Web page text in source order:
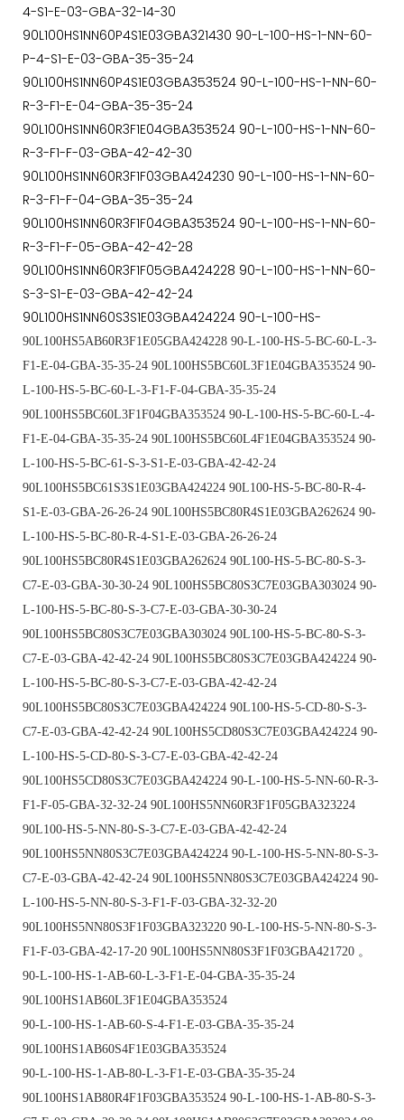
4-S1-E-03-GBA-32-14-30
90L100HS1NN60P4S1E03GBA321430 90-L-100-HS-1-NN-60-
P-4-S1-E-03-GBA-35-35-24
90L100HS1NN60P4S1E03GBA353524 90-L-100-HS-1-NN-60-
R-3-F1-E-04-GBA-35-35-24
90L100HS1NN60R3F1E04GBA353524 90-L-100-HS-1-NN-60-
R-3-F1-F-03-GBA-42-42-30
90L100HS1NN60R3F1F03GBA424230 90-L-100-HS-1-NN-60-
R-3-F1-F-04-GBA-35-35-24
90L100HS1NN60R3F1F04GBA353524 90-L-100-HS-1-NN-60-
R-3-F1-F-05-GBA-42-42-28
90L100HS1NN60R3F1F05GBA424228 90-L-100-HS-1-NN-60-
S-3-S1-E-03-GBA-42-42-24
90L100HS1NN60S3S1E03GBA424224 90-L-100-HS-
90L100HS5AB60R3F1E05GBA424228 90-L-100-HS-5-BC-60-L-3-
F1-E-04-GBA-35-35-24 90L100HS5BC60L3F1E04GBA353524 90-
L-100-HS-5-BC-60-L-3-F1-F-04-GBA-35-35-24
90L100HS5BC60L3F1F04GBA353524 90-L-100-HS-5-BC-60-L-4-
F1-E-04-GBA-35-35-24 90L100HS5BC60L4F1E04GBA353524 90-
L-100-HS-5-BC-61-S-3-S1-E-03-GBA-42-42-24
90L100HS5BC61S3S1E03GBA424224 90L100-HS-5-BC-80-R-4-
S1-E-03-GBA-26-26-24 90L100HS5BC80R4S1E03GBA262624 90-
L-100-HS-5-BC-80-R-4-S1-E-03-GBA-26-26-24
90L100HS5BC80R4S1E03GBA262624 90L100-HS-5-BC-80-S-3-
C7-E-03-GBA-30-30-24 90L100HS5BC80S3C7E03GBA303024 90-
L-100-HS-5-BC-80-S-3-C7-E-03-GBA-30-30-24
90L100HS5BC80S3C7E03GBA303024 90L100-HS-5-BC-80-S-3-
C7-E-03-GBA-42-42-24 90L100HS5BC80S3C7E03GBA424224 90-
L-100-HS-5-BC-80-S-3-C7-E-03-GBA-42-42-24
90L100HS5BC80S3C7E03GBA424224 90L100-HS-5-CD-80-S-3-
C7-E-03-GBA-42-42-24 90L100HS5CD80S3C7E03GBA424224 90-
L-100-HS-5-CD-80-S-3-C7-E-03-GBA-42-42-24
90L100HS5CD80S3C7E03GBA424224 90-L-100-HS-5-NN-60-R-3-
F1-F-05-GBA-32-32-24 90L100HS5NN60R3F1F05GBA323224
90L100-HS-5-NN-80-S-3-C7-E-03-GBA-42-42-24
90L100HS5NN80S3C7E03GBA424224 90-L-100-HS-5-NN-80-S-3-
C7-E-03-GBA-42-42-24 90L100HS5NN80S3C7E03GBA424224 90-
L-100-HS-5-NN-80-S-3-F1-F-03-GBA-32-32-20
90L100HS5NN80S3F1F03GBA323220 90-L-100-HS-5-NN-80-S-3-
F1-F-03-GBA-42-17-20 90L100HS5NN80S3F1F03GBA421720 。
90-L-100-HS-1-AB-60-L-3-F1-E-04-GBA-35-35-24
90L100HS1AB60L3F1E04GBA353524
90-L-100-HS-1-AB-60-S-4-F1-E-03-GBA-35-35-24
90L100HS1AB60S4F1E03GBA353524
90-L-100-HS-1-AB-80-L-3-F1-E-03-GBA-35-35-24
90L100HS1AB80R4F1F03GBA353524 90-L-100-HS-1-AB-80-S-3-